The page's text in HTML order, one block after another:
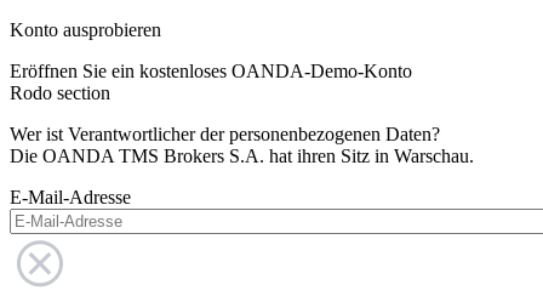
Konto ausprobieren
Eröffnen Sie ein kostenloses OANDA-Demo-Konto
Rodo section
Wer ist Verantwortlicher der personenbezogenen Daten?
Die OANDA TMS Brokers S.A. hat ihren Sitz in Warschau.
E-Mail-Adresse